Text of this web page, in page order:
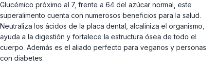
Glucémico próximo al 7, frente a 64 del azúcar normal, este
superalimento cuenta con numerosos beneficios para la salud.
Neutraliza los ácidos de la placa dental, alcaliniza el organismo,
ayuda a la digestión y fortalece la estructura ósea de todo el
cuerpo. Además es el aliado perfecto para veganos y personas
con diabetes.